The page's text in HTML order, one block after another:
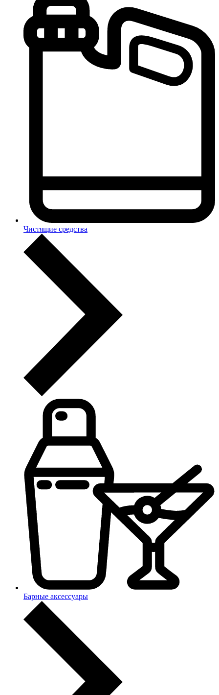
Чистящие средства
Барные аксессуары